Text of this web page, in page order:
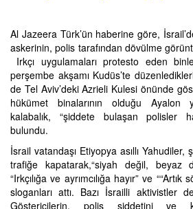
Al Jazeera Türk’ün haberine göre,
askerinin, polis tarafından dövülme
Irkçı uygulamaları protesto eden
perşembe akşamı Kudüs’te
de Tel Aviv’deki Azrieli Kulesi önünde
hükümet binalarının olduğu Ayalon
kalabalık, “şiddete bulaşan polisler
bulundu.
İsrail vatandaşı Etiyopya asıllı Yahudiler,
trafiğe kapatarak,“siyah değil, beyaz
“Irkçılığa ve ayrımcılığa hayır” ve
sloganları attı. Bazı İsrailli aktivistler
Göstericilerin, polis şiddetini ve